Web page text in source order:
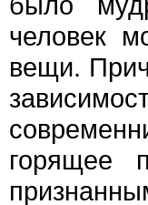
человек
вещи.
горящее